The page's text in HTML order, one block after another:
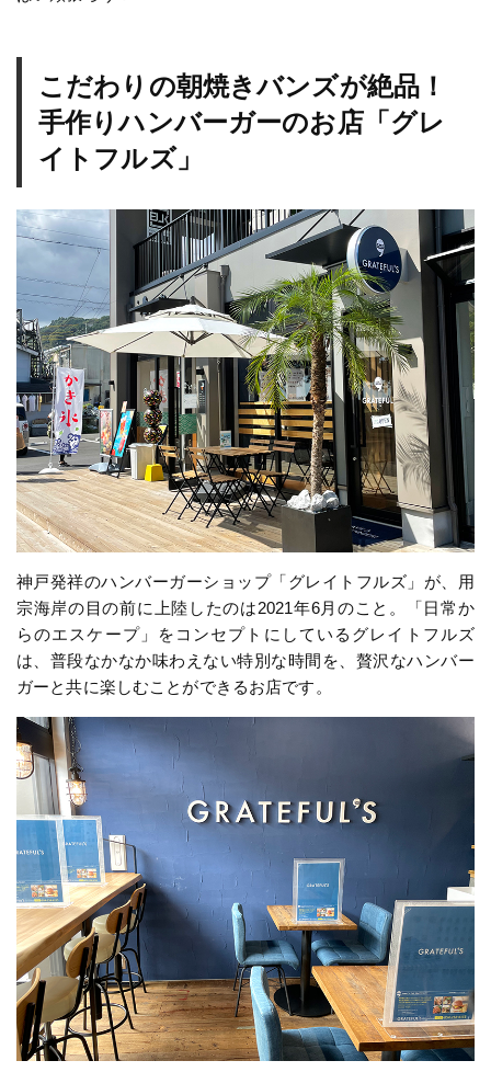
こだわりの朝焼きバンズが絶品！
手作りハンバーガーのお店「グレ
イトフルズ」
神戸発祥のハンバーガーショップ「グレイトフルズ」が、用
宗海岸の目の前に上陸したのは2021年6月のこと。「日常か
らのエスケープ」をコンセプトにしているグレイトフルズ
は、普段なかなか味わえない特別な時間を、贅沢なハンバー
ガーと共に楽しむことができるお店です。